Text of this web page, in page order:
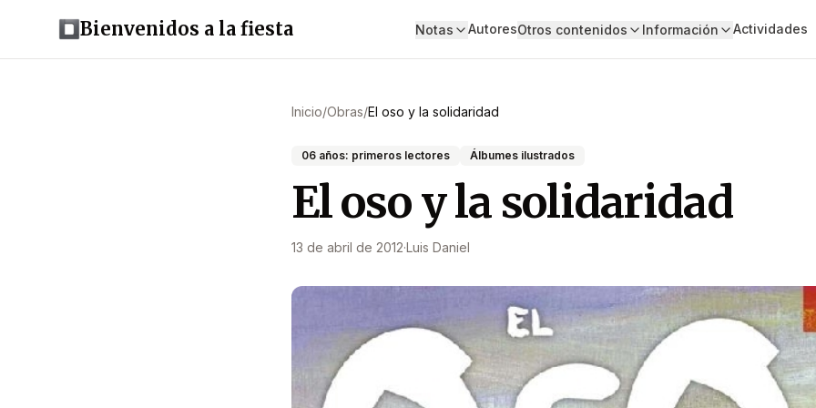
Bienvenidos a la fiesta Notas AutoresOtros contenidos Información Actividades
Inicio/Obras/El oso y la solidaridad
06 años: primeros lectores Álbumes ilustrados
El oso y la solidaridad
13 de abril de 2012·Luis Daniel